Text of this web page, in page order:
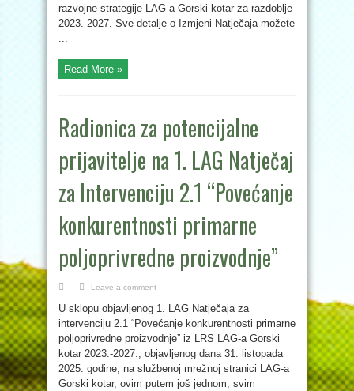
razvojne strategije LAG-a Gorski kotar za razdoblje
2023.-2027. Sve detalje o Izmjeni Natječaja možete
...
Read More »
Radionica za potencijalne
prijavitelje na 1. LAG Natječaj
za Intervenciju 2.1 “Povećanje
konkurentnosti primarne
poljoprivredne proizvodnje”
Leave a comment
U sklopu objavljenog 1. LAG Natječaja za
intervenciju 2.1 “Povećanje konkurentnosti primarne
poljoprivredne proizvodnje” iz LRS LAG-a Gorski
kotar 2023.-2027., objavljenog dana 31. listopada
2025. godine, na službenoj mrežnoj stranici LAG-a
Gorski kotar, ovim putem još jednom, svim